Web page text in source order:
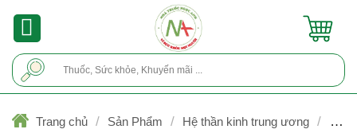
Trang chủ / Sản Phẩm / Hệ thần kinh trung ương /